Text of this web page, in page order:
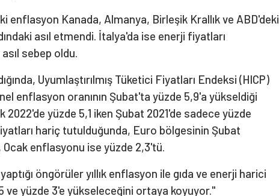
enflasyon Kanada, Almanya, Birleşik Krallık ve ABD'deki
asıl etmendi. İtalya'da ise enerji fiyatları
sebep oldu.
Uyumlaştırılmış Tüketici Fiyatları Endeksi (HICP)
enflasyon oranının Şubat'ta yüzde 5,9'a yükseldiği
2022'de yüzde 5,1 iken Şubat 2021'de sadece yüzde
hariç tutulduğunda, Euro bölgesinin Şubat
enflasyonu ise yüzde 2,3'tü.
öngörüler yıllık enflasyon ile gıda ve enerji harici
ve yüzde 3'e yükseleceğini ortaya koyuyor."